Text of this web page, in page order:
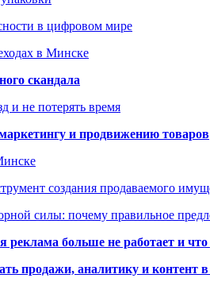
в цифровом мире
в Минске
скандала
и не потерять время
и продвижению товаров
создания продаваемого
силы: почему правильное
реклама больше не работает и что
продажи, аналитику и контент